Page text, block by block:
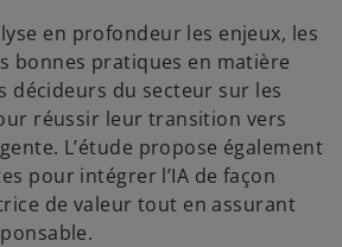
en profondeur les enjeux, les
bonnes pratiques en matière
décideurs du secteur sur les
réussir leur transition vers
L’étude propose également
pour intégrer l’IA de façon
de valeur tout en assurant
s
’
o
u
v